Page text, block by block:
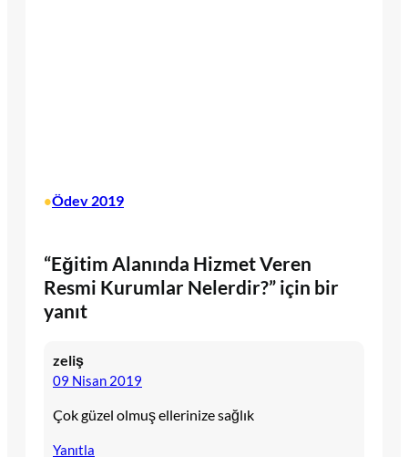
•Ödev 2019
“Eğitim Alanında Hizmet Veren
Resmi Kurumlar Nelerdir?” için bir
yanıt
zeliş
09 Nisan 2019
Çok güzel olmuş ellerinize sağlık
Yanıtla